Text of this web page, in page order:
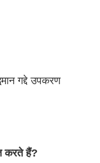
गद्दे उपकरण
करते हैं?